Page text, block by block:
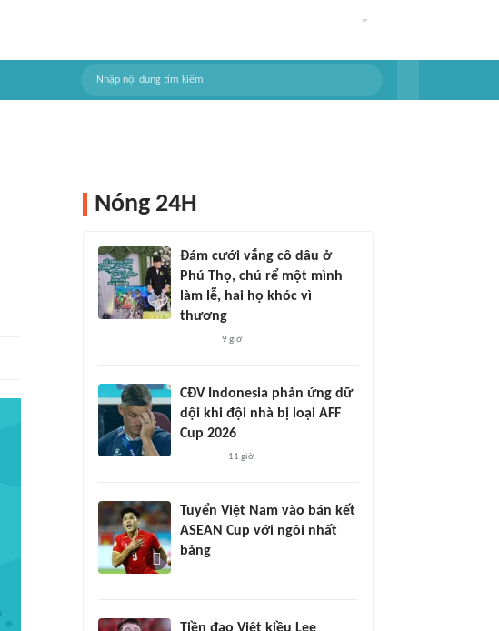
Nóng 24H
Đám cưới vắng cô dâu ở
Phú Thọ, chú rể một mình
làm lễ, hai họ khóc vì
thương
9 giờ
CĐV Indonesia phản ứng dữ
dội khi đội nhà bị loại AFF
Cup 2026
11 giờ
Tuyển Việt Nam vào bán kết
ASEAN Cup với ngôi nhất
bảng